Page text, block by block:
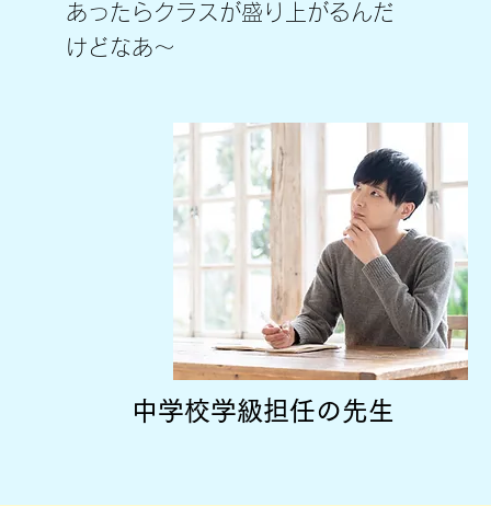
​あったらクラスが盛り上がるんだ
けどなあ〜
​中学校学級担任の先生